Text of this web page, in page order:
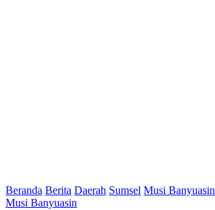
Beranda Berita Daerah Sumsel Musi Banyuasin
Musi Banyuasin